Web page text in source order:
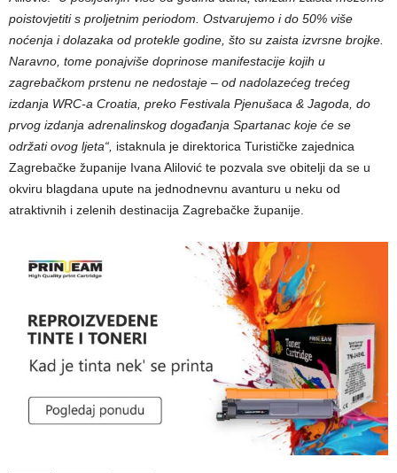
poistovjetiti s proljetnim periodom. Ostvarujemo i do 50% više
noćenja i dolazaka od protekle godine, što su zaista izvrsne brojke.
Naravno, tome ponajviše doprinose manifestacije kojih u
zagrebačkom prstenu ne nedostaje – od nadolazećeg trećeg
izdanja WRC-a Croatia, preko Festivala Pjenušaca & Jagoda, do
prvog izdanja adrenalinskog događanja Spartanac koje će se
održati ovog ljeta“, istaknula je direktorica Turističke zajednica
Zagrebačke županije Ivana Alilović te pozvala sve obitelji da se u
okviru blagdana upute na jednodnevnu avanturu u neku od
atraktivnih i zelenih destinacija Zagrebačke županije.